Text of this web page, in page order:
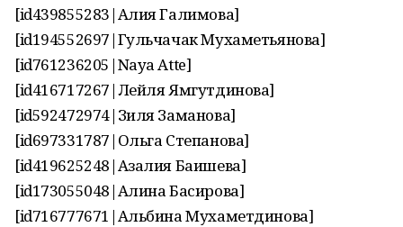
[id439855283|Алия Галимова]
[id194552697|Гульчачак Мухаметьянова]
[id761236205|Naya Atte]
[id416717267|Лейля Ямгутдинова]
[id592472974|Зиля Заманова]
[id697331787|Ольга Степанова]
[id419625248|Азалия Баишева]
[id173055048|Алина Басирова]
[id716777671|Альбина Мухаметдинова]